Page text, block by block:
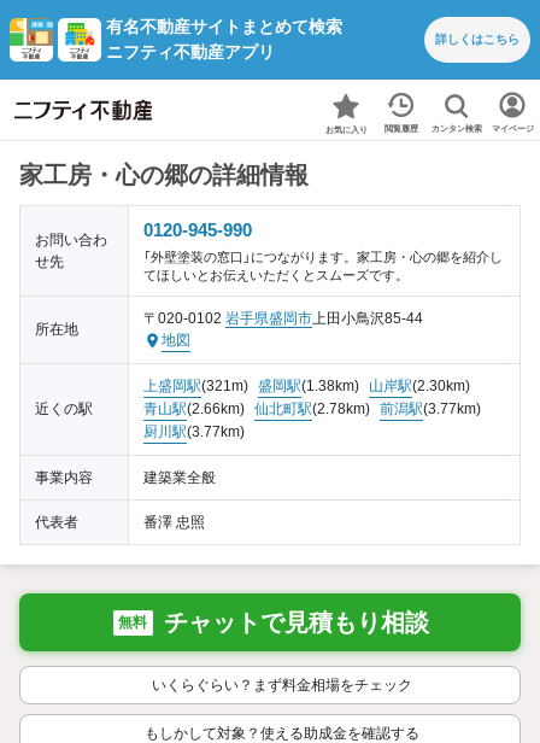
有名不動産サイトまとめて検索
ニフティ不動産アプリ
詳しくはこちら
お気に入り 閲覧履歴 カンタン検索 マイページ
家工房・心の郷の詳細情報
お問い合わ
せ先
0120-945-990
「外壁塗装の窓口」につながります。家工房・心の郷を紹介し
てほしいとお伝えいただくとスムーズです。
所在地
〒020-0102 岩手県盛岡市上田小鳥沢85-44
地図
近くの駅
上盛岡駅(321m) 盛岡駅(1.38km) 山岸駅(2.30km)
青山駅(2.66km) 仙北町駅(2.78km) 前潟駅(3.77km)
厨川駅(3.77km)
事業内容 建築業全般
代表者 番澤 忠照
無料 チャットで見積もり相談
いくらぐらい？まず料金相場をチェック
もしかして対象？使える助成金を確認する